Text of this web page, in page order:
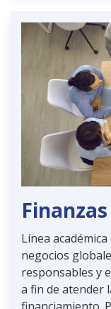
Finanzas
Línea
negocios
responsables y
a fin de atender